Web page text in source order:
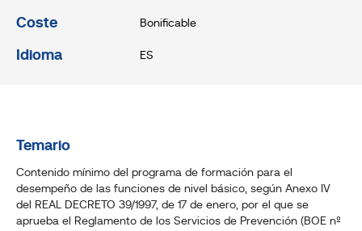
Coste Bonificable
Idioma ES
Temario
Contenido mínimo del programa de formación para el
desempeño de las funciones de nivel básico, según Anexo IV
del REAL DECRETO 39/1997, de 17 de enero, por el que se
aprueba el Reglamento de los Servicios de Prevención (BOE nº